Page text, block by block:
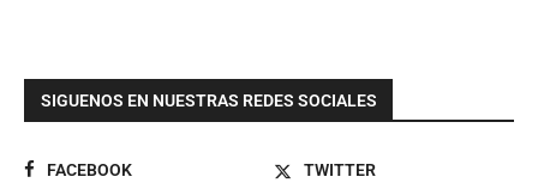
SIGUENOS EN NUESTRAS REDES SOCIALES
FACEBOOK
TWITTER